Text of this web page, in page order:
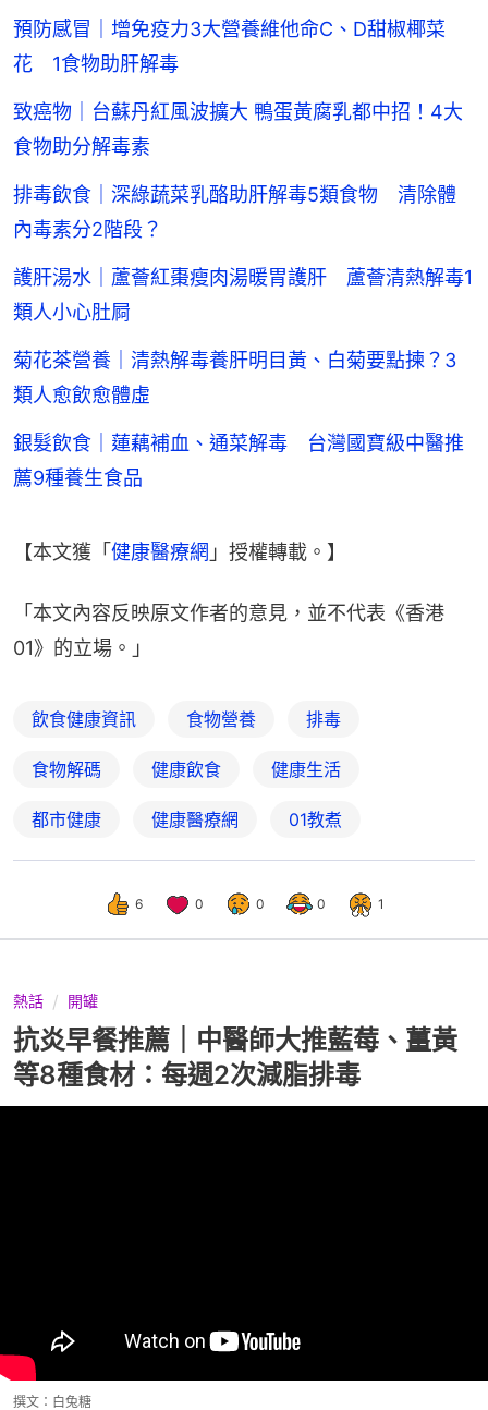
預防感冒｜增免疫力3大營養維他命C、D甜椒椰菜
花 1食物助肝解毒
致癌物｜台蘇丹紅風波擴大 鴨蛋黃腐乳都中招！4大
食物助分解毒素
排毒飲食｜深綠蔬菜乳酪助肝解毒5類食物 清除體
內毒素分2階段？
護肝湯水｜蘆薈紅棗瘦肉湯暖胃護肝 蘆薈清熱解毒1
類人小心肚屙
菊花茶營養｜清熱解毒養肝明目黃、白菊要點揀？3
類人愈飲愈體虛
銀髮飲食｜蓮藕補血、通菜解毒 台灣國寶級中醫推
薦9種養生食品
【本文獲「健康醫療網 」授權轉載。】
「本文內容反映原文作者的意見，並不代表《香港
01》的立場。」
飲食健康資訊 食物營養 排毒
食物解碼 健康飲食 健康生活
都市健康 健康醫療網 01教煮
6 0 0 0 1
熱話 開罐
抗炎早餐推薦｜中醫師大推藍莓、薑黃
等8種食材：每週2次減脂排毒
撰文： 白兔糖